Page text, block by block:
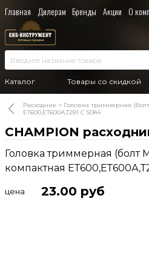
Главная Дилерам Бренды Акции О
Каталог Товары со скидкой
Расходник
Головка триммерная
ЕТ600,ЕТ600А,Т281 C 5084
CHAMPION
Головка триммерная (болт
компактная
цена 23.00 руб